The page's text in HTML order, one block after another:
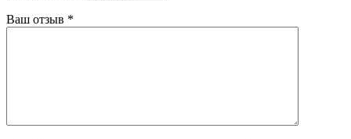
Ваш отзыв *